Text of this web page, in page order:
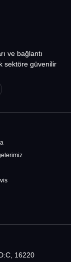
ve bağlantı
sektöre güvenilir
16220